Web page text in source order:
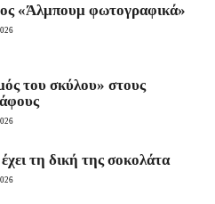
«Άλμπουμ φωτογραφικά»
του σκύλου» στους
τη δική της σοκολάτα